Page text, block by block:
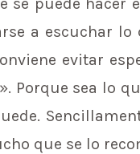
a escuchar
evitar
Porque sea lo
que se lo